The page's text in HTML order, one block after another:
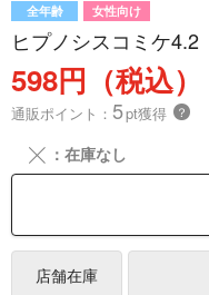
全年齢 女性向け
ヒプノシスコミケ4.2
598円（税込）
通販ポイント： 5pt獲得 ？
╳ ：在庫なし
店舗在庫